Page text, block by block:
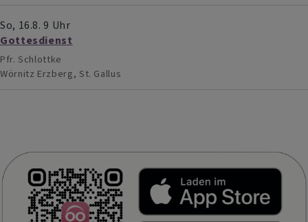
So, 16.8. 9 Uhr
Gottesdienst
Pfr. Schlottke
Wörnitz Erzberg, St. Gallus